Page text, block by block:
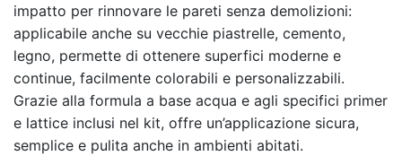
impatto per rinnovare le pareti senza demolizioni:
applicabile anche su vecchie piastrelle, cemento,
legno, permette di ottenere superfici moderne e
continue, facilmente colorabili e personalizzabili.
Grazie alla formula a base acqua e agli specifici primer
e lattice inclusi nel kit, offre un’applicazione sicura,
semplice e pulita anche in ambienti abitati.